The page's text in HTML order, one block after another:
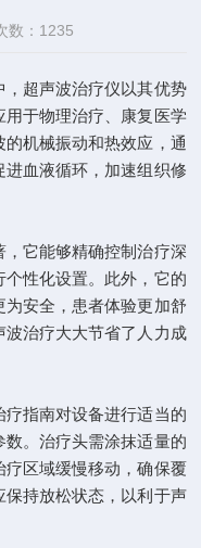
数：1235
超声波治疗仪以其优势
于物理治疗、康复医学
机械振动和热效应，通
血液循环，加速组织修
，它能够精确控制治疗深
化设置。此外，它的
全，患者体验更加舒
声波治疗大大节省了人力成
疗指南对设备进行适当的
数。治疗头需涂抹适量的
区域缓慢移动，确保覆
保持放松状态，以利于声